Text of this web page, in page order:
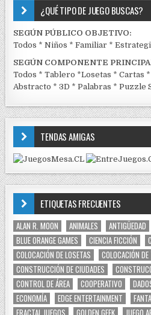
¿QUÉ TIPO DE JUEGO BUSCAS?
SEGÚN PÚBLICO OBJETIVO:
Todos *Niños *Familiar *
SEGÚN COMPONENTE
Todos *Tablero *Losetas *Cartas
Abstracto *3D *Palabras *Puzzle
TENDAS AMIGAS
ETIQUETAS FRECUENTES
ALAN R. MOON ANIMALES ANTIGÜEDAD
BLUE ORANGE GAMES
CIENCIA FICCIÓN
COLOCACIÓN DE LOSETAS
COLOCACIÓN
CONSTRUCCIÓN DE CIUDADES
CONTROL DE ÁREA
COOPERATIVO
ECONOMÍA
EDGE ENTERTAINMENT
FRACTAL JUEGOS
GOLDEN GEEK JUEGO